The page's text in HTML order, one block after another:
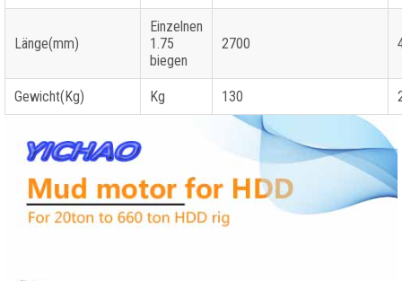
Länge(mm)
Einzelnen
1.75
biegen
2700
Gewicht(Kg) Kg 130